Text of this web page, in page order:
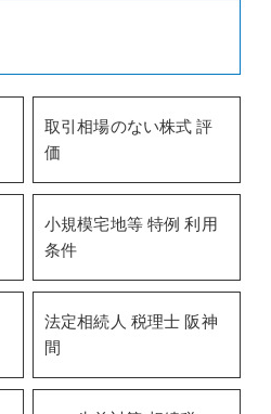
取引相場のない株式 評
価
小規模宅地等 特例 利用
条件
法定相続人 税理士 阪神
間